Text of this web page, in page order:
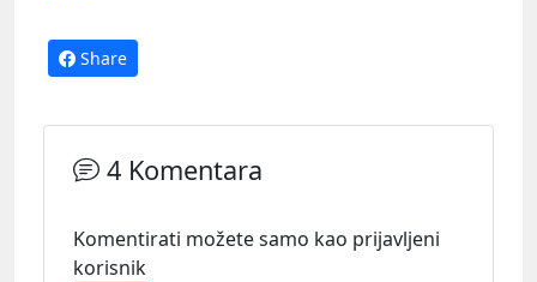
Share
4 Komentara
Komentirati možete samo kao prijavljeni
korisnik